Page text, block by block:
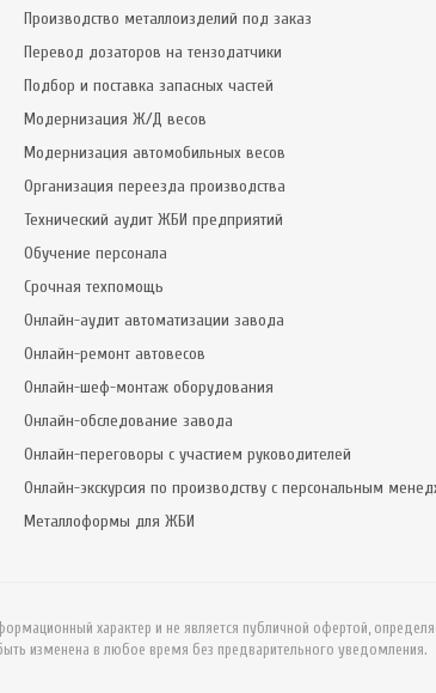
Производство металлоизделий под заказ
Перевод дозаторов на тензодатчики
Подбор и поставка запасных частей
Модернизация Ж/Д весов
Модернизация автомобильных весов
Организация переезда производства
Технический аудит ЖБИ предприятий
Обучение персонала
Срочная техпомощь
Онлайн-аудит автоматизации завода
Онлайн-ремонт автовесов
Онлайн-шеф-монтаж оборудования
Онлайн-обследование завода
Онлайн-переговоры с участием руководителей
Онлайн-экскурсия по производству с персональным
Металлоформы для ЖБИ
характер и не является публичной офертой,
изменена в любое время без предварительного уведомления.